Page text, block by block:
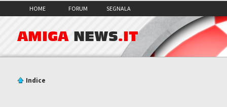
HOME FORUM SEGNALA
AMIGA NEWS.IT
Indice